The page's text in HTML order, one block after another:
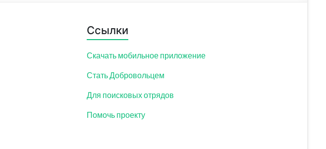
Ссылки
Скачать мобильное приложение
Стать Добровольцем
Для поисковых отрядов
Помочь проекту